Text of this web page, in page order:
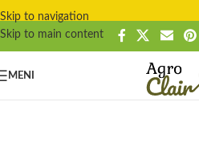
Skip to navigation
Skip to main content
MENI